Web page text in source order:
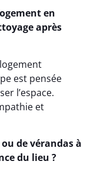
en
après
est pensée
l’espace.
et
de vérandas à
du lieu ?